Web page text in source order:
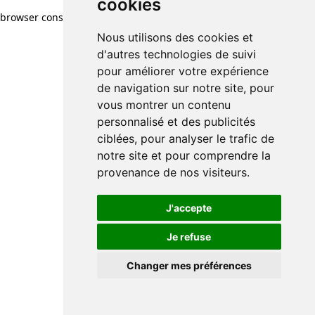
cookies
Nous utilisons des cookies et
d'autres technologies de suivi
pour améliorer votre expérience
de navigation sur notre site, pour
vous montrer un contenu
personnalisé et des publicités
ciblées, pour analyser le trafic de
notre site et pour comprendre la
provenance de nos visiteurs.
J'accepte
Je refuse
Changer mes préférences
browser console for more information)